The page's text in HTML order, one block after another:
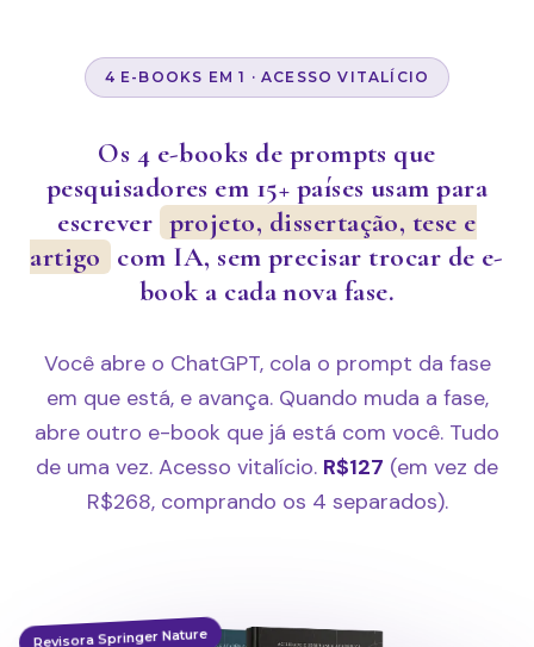
4 E-BOOKS EM 1 · ACESSO VITALÍCIO
Os 4 e-books de prompts que
pesquisadores em 15+ países usam para
escrever projeto, dissertação, tese e
artigo com IA, sem precisar trocar de e-
book a cada nova fase.
Você abre o ChatGPT, cola o prompt da fase
em que está, e avança. Quando muda a fase,
abre outro e-book que já está com você. Tudo
de uma vez. Acesso vitalício. R$127 (em vez de
R$268, comprando os 4 separados).
Revisora Springer Nature